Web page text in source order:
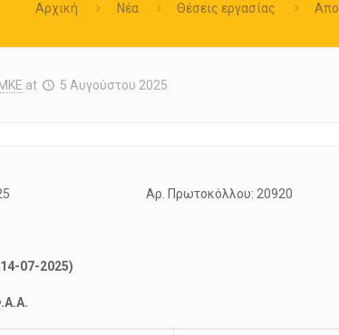
Αρχική Νέα Θέσεις εργασίας
at 5 Αυγούστου 2025
2025 Αρ. Πρωτοκόλλου: 20920
07-2025)